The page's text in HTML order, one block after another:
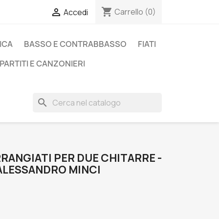
 Accedi shopping_cart Carrello (0)
BASSO E CONTRABBASSO
FIATI
E CANZONIERI
search
PER DUE CHITARRE -
MINCI